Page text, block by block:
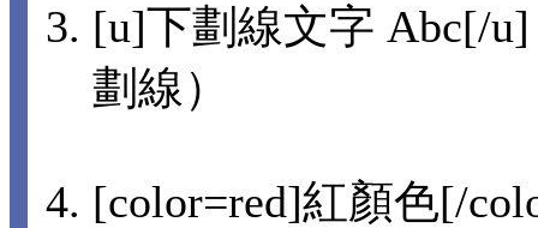
[u]下劃線文字 Abc[/
劃線）
[color=red]紅顏色[/